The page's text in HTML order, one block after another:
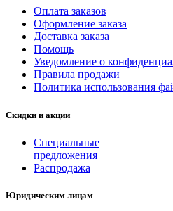
Оплата заказов
Оформление заказа
Доставка заказа
Помощь
Уведомление о
Правила продажи
Политика использования
Скидки и акции
Специальные
предложения
Распродажа
Юридическим лицам